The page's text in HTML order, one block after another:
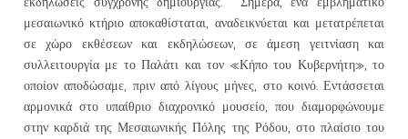
μεσαιωνικό κτήριο αποκαθίσταται, αναδεικνύεται και μετατρέπεται
σε χώρο εκθέσεων και εκδηλώσεων, σε άμεση γειτνίαση και
συλλειτουργία με το Παλάτι και τον «Κήπο του Κυβερνήτη», το
οποίον αποδώσαμε, πριν από λίγους μήνες, στο κοινό. Εντάσσεται
αρμονικά στο υπαίθριο διαχρονικό μουσείο, που διαμορφώνουμε
στην καρδιά της Μεσαιωνικής Πόλης της Ρόδου, στο πλαίσιο του